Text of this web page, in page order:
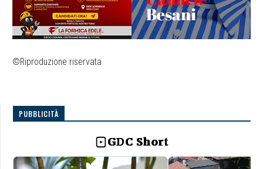
©Riproduzione riservata
PUBBLICITÀ
GDC Short